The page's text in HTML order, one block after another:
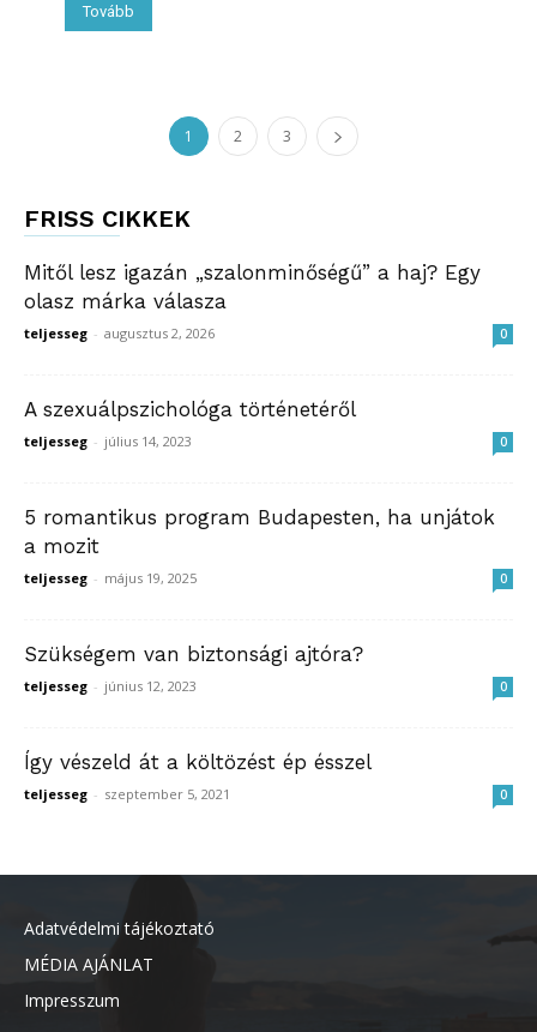
Tovább
1 2 3
FRISS CIKKEK
Mitől lesz igazán „szalonminőségű” a haj? Egy
olasz márka válasza
teljesseg - augusztus 2, 2026 0
A szexuálpszichológa történetéről
teljesseg - július 14, 2023 0
5 romantikus program Budapesten, ha unjátok
a mozit
teljesseg - május 19, 2025 0
Szükségem van biztonsági ajtóra?
teljesseg - június 12, 2023 0
Így vészeld át a költözést ép ésszel
teljesseg - szeptember 5, 2021 0
Adatvédelmi tájékoztató
MÉDIA AJÁNLAT
Impresszum